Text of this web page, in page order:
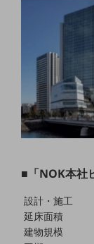
旬な話題やお役立ち資
解決するヒントをお届
トレンド記事特集
IT用語集
中堅中小企業向け
サービス・ソリ
課題やニーズに合った
お悩みから見つける
ネットワーク
モバイル・音声
■「NOK本社
設計・施工
延床面積
建物規模